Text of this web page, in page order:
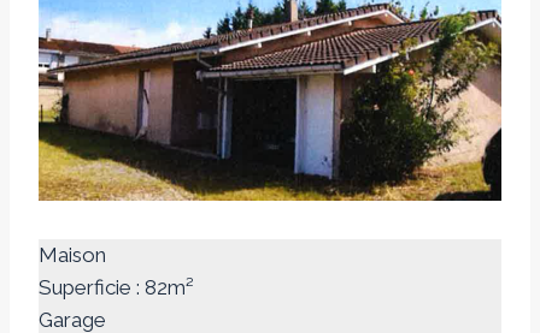
Maison
Superficie : 82m²
Garage